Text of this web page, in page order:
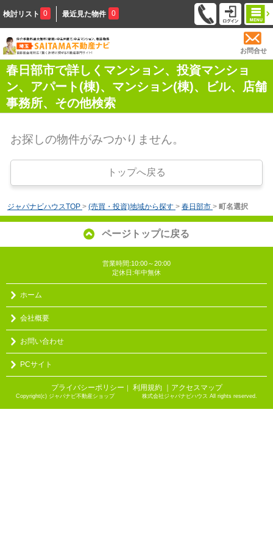
検討リスト 0 最近見た物件 0
お問合せ
春日部市で詳しくマンション、投資マンショ
ン、アパート(棟)、マンション(棟)、ビル、店舗
事務所、その他検索
お探しの物件がみつかりません。
トップへ戻る
ジャパナビハウスTOP > (売買・投資)地域から探す > 春日部市 > 町名選択
ページトップに戻る
営業時間:10:00～20:00
定休日:年中無休
ホーム
会社概要
お問い合わせ
PCサイト
プライバシーポリシー ｜ 利用規約 ｜アクセスマップ
Copyright(c) ジャパナビ不動産ショップ 株式会社ジャパナビハウス All rights reserved.